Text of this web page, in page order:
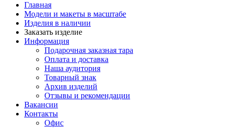
Главная
Модели и макеты в масштабе
Изделия в наличии
Заказать изделие
Информация
Подарочная заказная тара
Оплата и доставка
Наша аудитория
Товарный знак
Архив изделий
Отзывы и рекомендации
Вакансии
Контакты
Офис